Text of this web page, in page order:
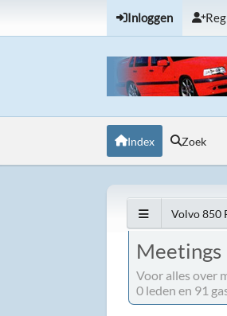
Inloggen
Index Zoek
Volvo 850
Meetings
Voor alles over
0 leden en 91